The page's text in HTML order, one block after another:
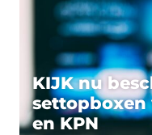
KIJK nu
settopboxen
en KPN